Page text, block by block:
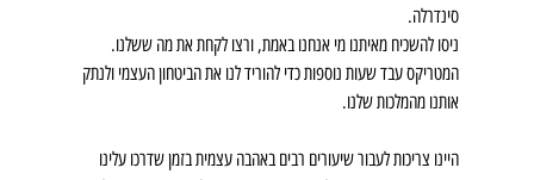
סינדרלה.
ניסו להשכיח מאיתנו מי אנחנו באמת, ורצו לקחת את מה ששלנו.
המטריקס עבד שעות נוספות כדי להוריד לנו את הביטחון העצמי ולנתק
אותנו מהמלכות שלנו.
היינו צריכות לעבור שיעורים רבים באהבה עצמית בזמן שדרכו עלינו